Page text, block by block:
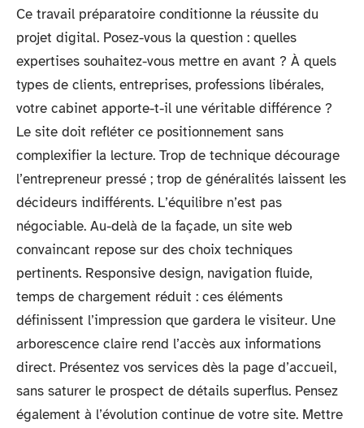
Ce travail préparatoire conditionne la réussite du
projet digital. Posez-vous la question : quelles
expertises souhaitez-vous mettre en avant ? À quels
types de clients, entreprises, professions libérales,
votre cabinet apporte-t-il une véritable différence ?
Le site doit refléter ce positionnement sans
complexifier la lecture. Trop de technique décourage
l’entrepreneur pressé ; trop de généralités laissent les
décideurs indifférents. L’équilibre n’est pas
négociable. Au-delà de la façade, un site web
convaincant repose sur des choix techniques
pertinents. Responsive design, navigation fluide,
temps de chargement réduit : ces éléments
définissent l’impression que gardera le visiteur. Une
arborescence claire rend l’accès aux informations
direct. Présentez vos services dès la page d’accueil,
sans saturer le prospect de détails superflus. Pensez
également à l’évolution continue de votre site. Mettre